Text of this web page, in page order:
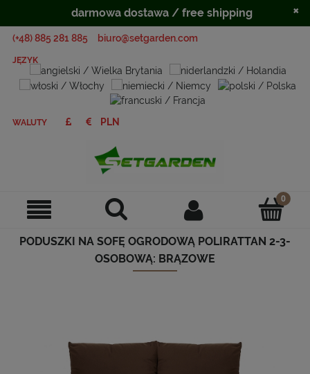
(+48) 885 281 885 biuro@setgarden.com
JĘZYK
WALUTY
PODUSZKI NA SOFĘ OGRODOWĄ POLIRATTAN 2-3-
OSOBOWĄ: BRĄZOWE
darmowa dostawa / free shipping ×